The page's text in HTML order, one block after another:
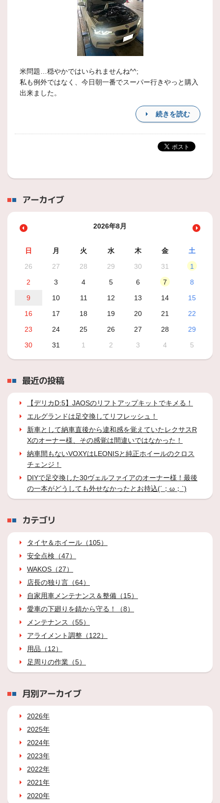
米問題…穏やかではいられませんね^^;
私も例外ではなく、今日朝一番でスーパー行きやっと購入
出来ました。
続きを読む
アーカイブ
2026年8月
日 月 火 水 木 金
土
26
27 28 29 30 31
1
2
3 4 5 6 7
8
9
10 11 12 13 14
15
16
17 18 19 20 21
22
23
24 25 26 27 28
29
30
31 1 2 3 4 5
最近の投稿
【デリカD:5】JAOSのリフトアップキットでキメる！
エルグランドは足交換してリフレッシュ！
新車として納車直後から違和感を覚えていたレクサスR
Xのオーナー様、その感覚は間違いではなかった！
納車間もないVOXYはLEONISと純正ホイールのクロス
チェンジ！
DIYで足交換した30ヴェルファイアのオーナー様！最後
の一本がどうしても外せなかったとお持込(´；ω；`)
カテゴリ
タイヤ＆ホイール（105）
安全点検（47）
WAKOS（27）
店長の独り言（64）
自家用車メンテナンス＆整備（15）
愛車の下廻りを錆から守る！（8）
メンテナンス（55）
アライメント調整（122）
用品（12）
足周りの作業（5）
月別アーカイブ
2026年
2025年
2024年
2023年
2022年
2021年
2020年